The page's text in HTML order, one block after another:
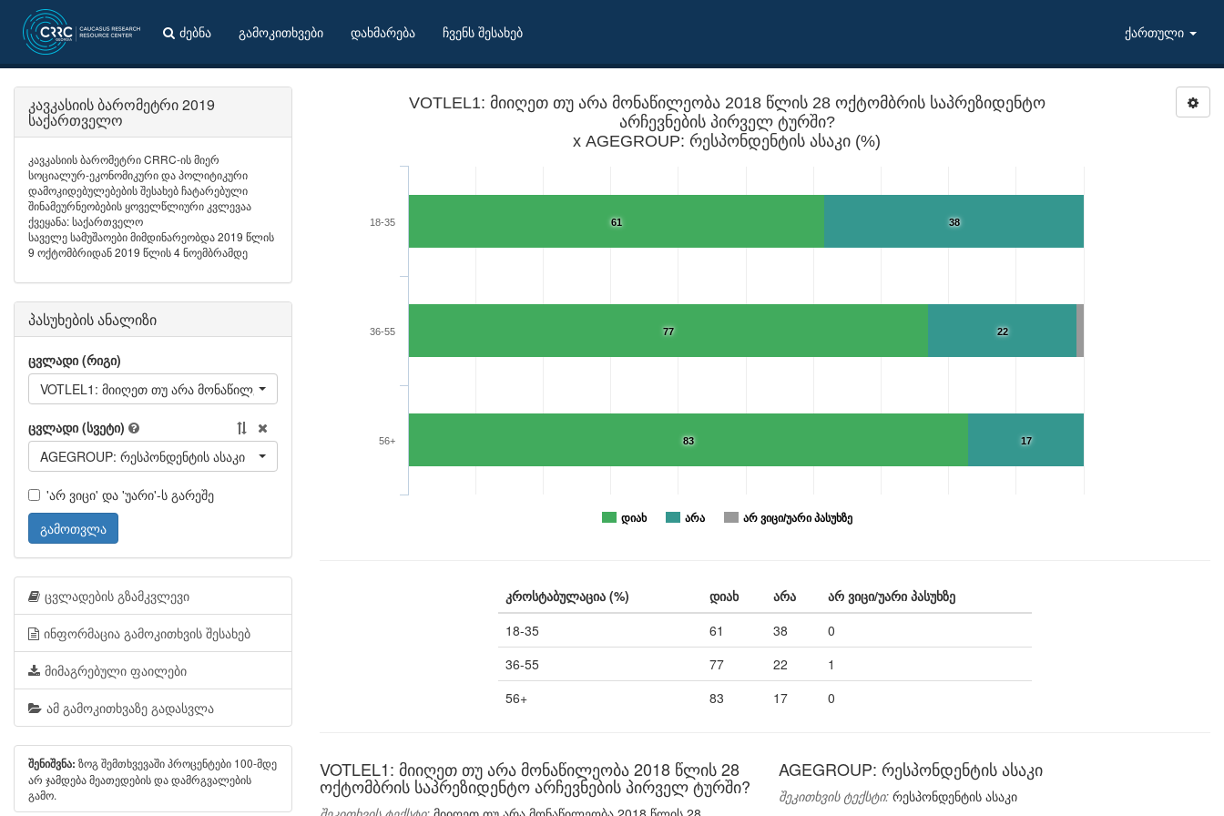
ძებნა გამოკითხვები დახმარება ჩვენს შესახებ ქართული
VOTLEL1: მიიღეთ თუ არა მონაწილეობა 2018 წლის 28 ოქტომბრის საპრეზიდენტო
არჩევნების პირველ ტურში?
x AGEGROUP: რესპონდენტის ასაკი (%)
38
22
17
61
77
83
დიახ არა არ ვიცი/უარი პასუხზე
18-35
36-55
56+
კროსტაბულაცია (%) დიახ არა
არ ვიცი/უარი პასუხზე
18-35
61 38
0
36-55
77 22
1
56+
83 17 0
VOTLEL1: მიიღეთ თუ არა მონაწილეობა 2018 წლის 28
ოქტომბრის საპრეზიდენტო არჩევნების პირველ ტურში?
AGEGROUP: რესპონდენტის ასაკი
შეკითხვის ტექსტი: რესპონდენტის ასაკი
კავკასიის ბარომეტრი 2019
საქართველო
კავკასიის ბარომეტრი CRRC-ის მიერ
სოციალურ-ეკონომიკური და პოლიტიკური
დამოკიდებულებების შესახებ ჩატარებული
შინამეურნეობების ყოველწლიური კვლევაა
ქვეყანა: საქართველო
საველე სამუშაოები მიმდინარეობდა 2019 წლის
9 ოქტომბრიდან 2019 წლის 4 ნოემბრამდე
პასუხების ანალიზი
ცვლადი (რიგი)
VOTLEL1: მიიღეთ თუ არა მონაწილეობა 2018 წლის 28 ოქტომბრის საპრეზიდენტო არჩევნების პირველ ტურში?
ცვლადი (სვეტი)
AGEGROUP: რესპონდენტის ასაკი
'არ ვიცი' და 'უარი'-ს გარეშე
გამოთვლა
ცვლადების გზამკვლევი
ინფორმაცია გამოკითხვის შესახებ
მიმაგრებული ფაილები
ამ გამოკითხვაზე გადასვლა
შენიშვნა: ზოგ შემთხვევაში პროცენტები 100-მდე
არ ჯამდება მეათედების და დამრგვალების
გამო.